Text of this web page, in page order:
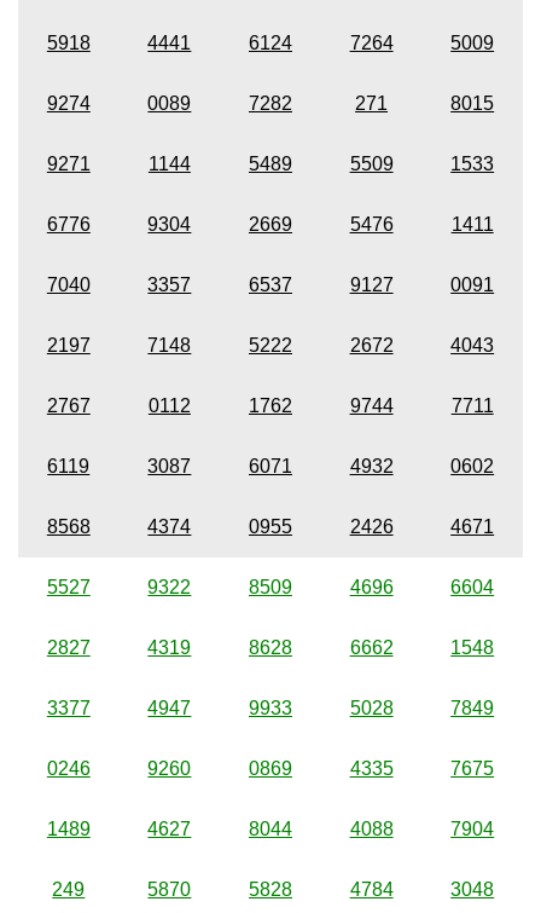
5918 4441 6124 7264 5009
9274 0089 7282 271 8015
9271 1144 5489 5509 1533
6776 9304 2669 5476 1411
7040 3357 6537 9127 0091
2197 7148 5222 2672 4043
2767 0112 1762 9744 7711
6119 3087 6071 4932 0602
8568 4374 0955 2426 4671
5527 9322 8509 4696 6604
2827 4319 8628 6662 1548
3377 4947 9933 5028 7849
0246 9260 0869 4335 7675
1489 4627 8044 4088 7904
249 5870 5828 4784 3048